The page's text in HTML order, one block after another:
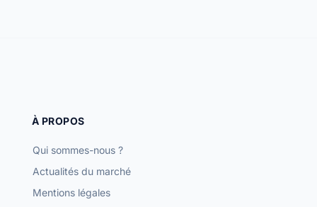
À PROPOS
Qui sommes-nous ?
Actualités du marché
Mentions légales